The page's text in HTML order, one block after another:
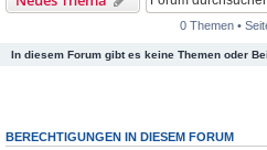
0 Themen •
In diesem Forum gibt es keine Themen oder
BERECHTIGUNGEN IN DIESEM FORUM